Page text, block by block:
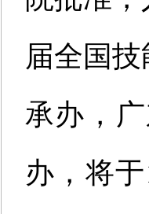
届全国
承办，
办，将